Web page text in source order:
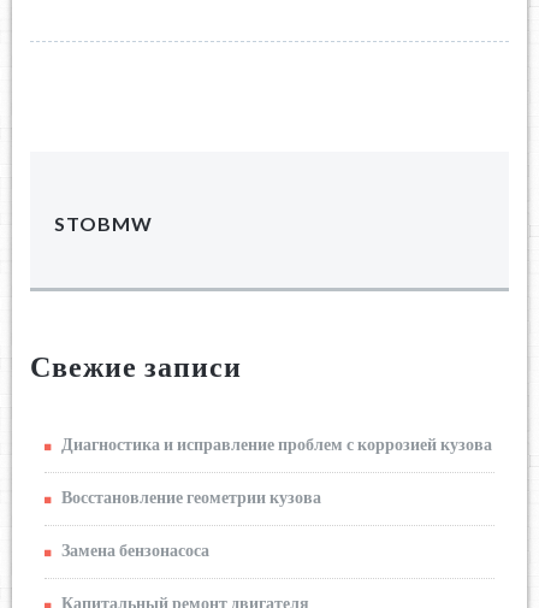
STOBMW
Свежие записи
Диагностика и исправление проблем с коррозией кузова
Восстановление геометрии кузова
Замена бензонасоса
Капитальный ремонт двигателя